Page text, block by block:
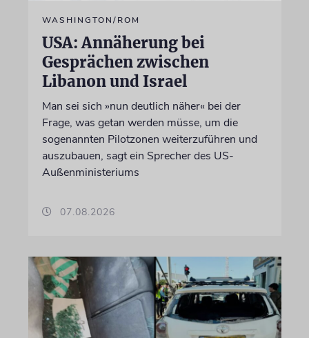
WASHINGTON/ROM
USA: Annäherung bei
Gesprächen zwischen
Libanon und Israel
Man sei sich »nun deutlich näher« bei der
Frage, was getan werden müsse, um die
sogenannten Pilotzonen weiterzuführen und
auszubauen, sagt ein Sprecher des US-
Außenministeriums
07.08.2026